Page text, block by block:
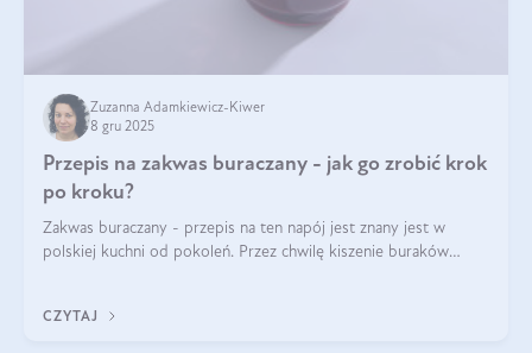
Zuzanna Adamkiewicz-Kiwer
8 gru 2025
Przepis na zakwas buraczany - jak go zrobić krok
po kroku?
Zakwas buraczany - przepis na ten napój jest znany jest w
polskiej kuchni od pokoleń. Przez chwilę kiszenie buraków
CZYTAJ